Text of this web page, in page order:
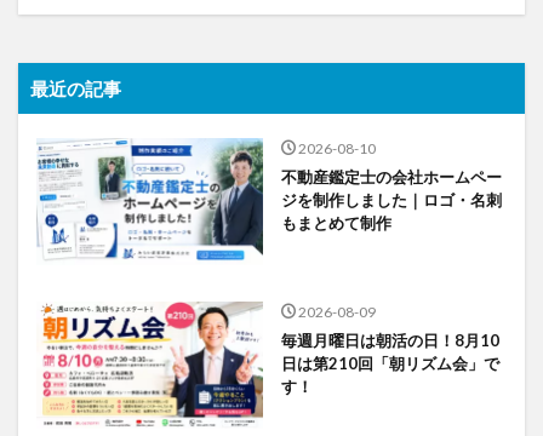
最近の記事
2026-08-10
不動産鑑定士の会社ホームペー
ジを制作しました｜ロゴ・名刺
もまとめて制作
2026-08-09
毎週月曜日は朝活の日！8月10
日は第210回「朝リズム会」で
す！